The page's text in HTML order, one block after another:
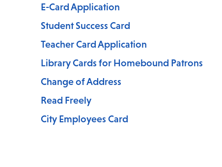
E-Card Application
Student Success Card
Teacher Card Application
Library Cards for Homebound Patrons
Change of Address
Read Freely
City Employees Card